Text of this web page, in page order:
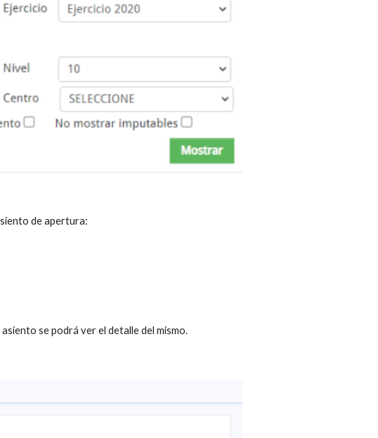
de apertura:
se podrá ver el detalle del mismo.